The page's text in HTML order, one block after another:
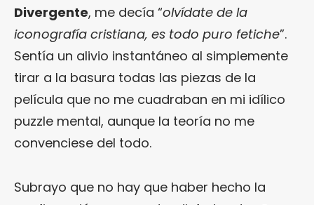
Divergente, me decía “olvídate de la
iconografía cristiana, es todo puro fetiche”.
Sentía un alivio instantáneo al simplemente
tirar a la basura todas las piezas de la
película que no me cuadraban en mi idílico
puzzle mental, aunque la teoría no me
convenciese del todo.
Subrayo que no hay que haber hecho la